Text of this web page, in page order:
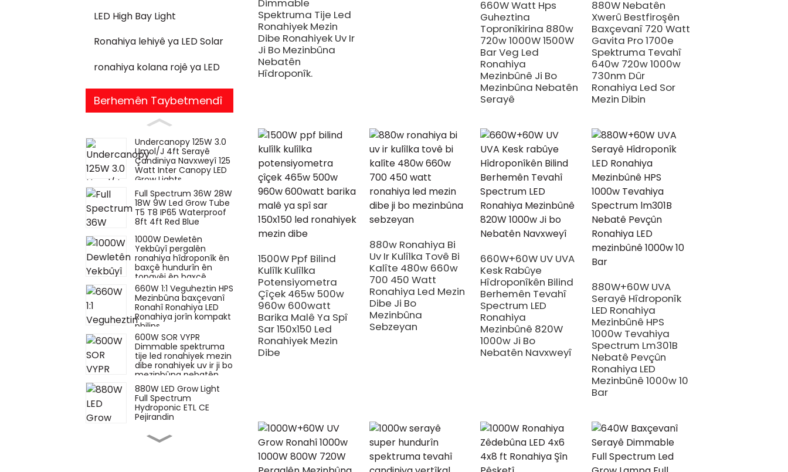
LED High Bay Light
Ronahiya lehiyê ya LED Solar
ronahiya kolana rojê ya LED
Berhemên Taybetmendî
Undercanopy 125W 3.0
Umol/J 4ft Serayê
Çandiniya Navxweyî 125
Watt Inter Canopy LED
Grow Lights
Full Spectrum 36W 28W
18W 9W Led Grow Tube
T5 T8 IP65 Waterproof
8ft 4ft Red Blue
1000W Dewletên
Yekbûyî pergalên
ronahiya hîdroponîk ên
baxçê hundurîn ên
topavêj ên baxçê
hundurîn ên ku ji bo
mezinbûna nebatên
hundur ronahiyê mezin
dibin
660W 1:1 Veguheztin HPS
Mezinbûna baxçevanî
Ronahî Ronahiya LED
Ronahiya jorîn kompakt
philips
600W SOR VYPR
Dimmable spektruma
tije led ronahiyek mezin
dibe ronahiyek uv ir ji bo
mezinbûna nebatên
hîdroponîk.
880W LED Grow Light
Full Spectrum
Hydroponic ETL CE
Pejirandin
660W watt hps
guheztina topronîkirina
Dimmable
Spektruma Tije Led
Ronahiyek Mezin
Dibe Ronahiyek Uv Ir
Ji Bo Mezinbûna
Nebatên
Hîdroponîk.
660W Watt Hps
Guheztina
Topronîkirina 880w
720w 1000W 1500W
Bar Veg Led
Ronahiya
Mezinbûnê Ji Bo
Mezinbûna Nebatên
Serayê
880W Nebatên
Xwerû Bestfiroşên
Baxçevanî 720 Watt
Gavita Pro 1700e
Spektruma Tevahî
640w 720w 1000w
730nm Dûr
Ronahiya Led Sor
Mezin Dibin
1500W Ppf Bilind
Kulîlk Kulîlka
Potensiyometra
Çîçek 465w 500w
960w 600watt
Barika Malê Ya Spî
Sar 150x150 Led
Ronahiyek Mezin
Dibe
880w Ronahiya Bi
Uv Ir Kulîlka Tovê Bi
Kalîte 480w 660w
700 450 Watt
Ronahiya Led Mezin
Dibe Ji Bo
Mezinbûna
Sebzeyan
660W+60W UV UVA
Kesk Rabûye
Hîdroponîkên Bilind
Berhemên Tevahî
Spectrum LED
Ronahiya
Mezinbûnê 820W
1000w Ji Bo
Nebatên Navxweyî
880W+60W UVA
Serayê Hîdroponîk
LED Ronahiya
Mezinbûnê HPS
1000w Tevahiya
Spectrum Lm301B
Nebatê Pevçûn
Ronahiya LED
Mezinbûnê 1000w 10
Bar